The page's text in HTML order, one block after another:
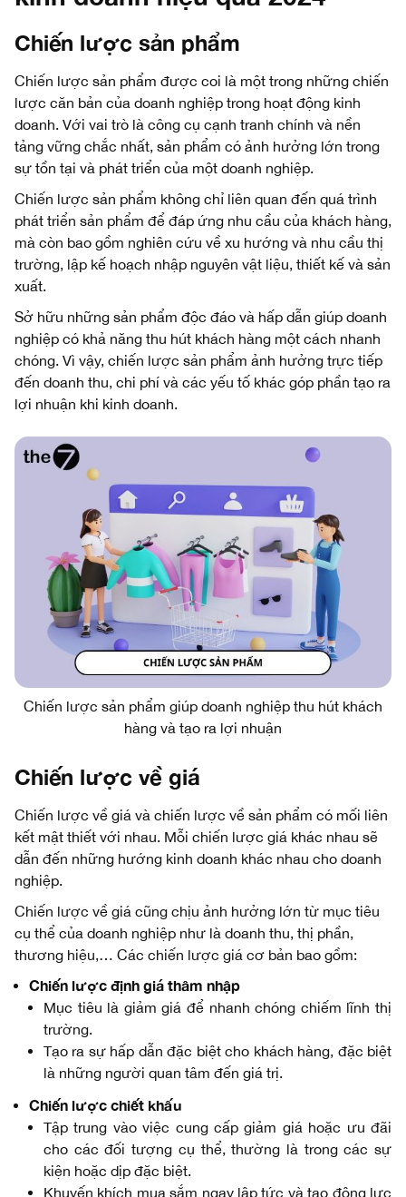
Chiến lược sản phẩm
Chiến lược sản phẩm được coi là một trong những chiến
lược căn bản của doanh nghiệp trong hoạt động kinh
doanh. Với vai trò là công cụ cạnh tranh chính và nền
tảng vững chắc nhất, sản phẩm có ảnh hưởng lớn trong
sự tồn tại và phát triển của một doanh nghiệp.
Chiến lược sản phẩm không chỉ liên quan đến quá trình
phát triển sản phẩm để đáp ứng nhu cầu của khách hàng,
mà còn bao gồm nghiên cứu về xu hướng và nhu cầu thị
trường, lập kế hoạch nhập nguyên vật liệu, thiết kế và sản
xuất.
Sở hữu những sản phẩm độc đáo và hấp dẫn giúp doanh
nghiệp có khả năng thu hút khách hàng một cách nhanh
chóng. Vì vậy, chiến lược sản phẩm ảnh hưởng trực tiếp
đến doanh thu, chi phí và các yếu tố khác góp phần tạo ra
lợi nhuận khi kinh doanh.
Chiến lược sản phẩm giúp doanh nghiệp thu hút khách
hàng và tạo ra lợi nhuận
Chiến lược về giá
Chiến lược về giá và chiến lược về sản phẩm có mối liên
kết mật thiết với nhau. Mỗi chiến lược giá khác nhau sẽ
dẫn đến những hướng kinh doanh khác nhau cho doanh
nghiệp.
Chiến lược về giá cũng chịu ảnh hưởng lớn từ mục tiêu
cụ thể của doanh nghiệp như là doanh thu, thị phần,
thương hiệu,… Các chiến lược giá cơ bản bao gồm:
Chiến lược định giá thâm nhập
Mục tiêu là giảm giá để nhanh chóng chiếm lĩnh thị
trường.
Tạo ra sự hấp dẫn đặc biệt cho khách hàng, đặc biệt
là những người quan tâm đến giá trị.
Chiến lược chiết khấu
Tập trung vào việc cung cấp giảm giá hoặc ưu đãi
cho các đối tượng cụ thể, thường là trong các sự
kiện hoặc dịp đặc biệt.
Khuyến khích mua sắm ngay lập tức và tạo động lực